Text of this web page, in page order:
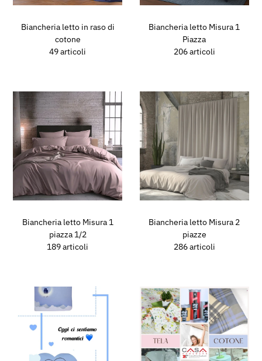
Biancheria letto in raso di
cotone
49 articoli
Biancheria letto Misura 1
Piazza
206 articoli
Biancheria letto Misura 1
piazza 1/2
189 articoli
Biancheria letto Misura 2
piazze
286 articoli